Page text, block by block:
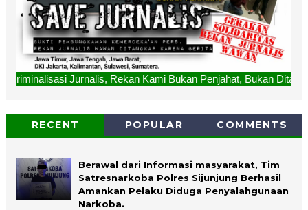
Rekan Kami Bukan Penjahat, Bukan Ditangkap. "SAVE
RECENT POPULAR COMMENTS
Berawal dari Informasi masyarakat, Tim
Satresnarkoba Polres Sijunjung Berhasil
Amankan Pelaku Diduga Penyalahgunaan
Narkoba.